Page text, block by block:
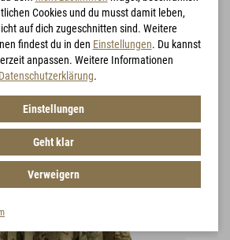
Cookies und du musst damit leben,
auf dich zugeschnitten sind. Weitere
findest du in den Einstellungen. Du kannst
anpassen. Weitere Informationen
Datenschutzerklärung.
Einstellungen
Geht klar
Verweigern